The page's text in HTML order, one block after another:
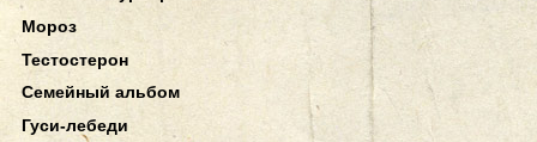
Мороз
Тестостерон
Семейный альбом
Гуси-лебеди